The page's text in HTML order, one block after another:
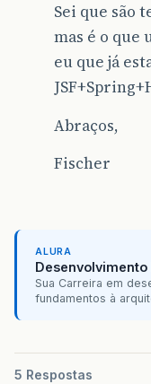
Sei que são
mas é o que
eu que já
Abraços,
Fischer
ALURA
Sua Carreira em
fundamentos à
5 Respostas